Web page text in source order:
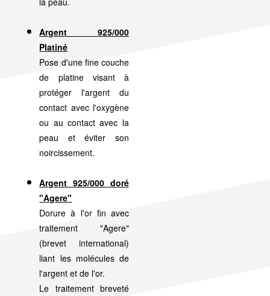
Argent 925/000
Platiné
Pose d'une fine couche
de platine visant à
protéger l'argent du
contact avec l'oxygène
ou au contact avec la
peau et éviter son
noircissement.
Argent 925/000 doré
"Agere"
Dorure à l'or fin avec
traitement "Agere"
(brevet international)
liant les molécules de
l'argent et de l'or.
Le traitement breveté